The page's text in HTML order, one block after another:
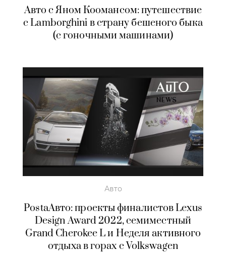
Авто с Яном Коомансом: путешествие
с Lamborghini в страну бешеного быка
(с гоночными машинами)
Авто
PostaАвто: проекты финалистов Lexus
Design Award 2022, семиместный
Grand Cherokee L и Неделя активного
отдыха в горах с Volkswagen